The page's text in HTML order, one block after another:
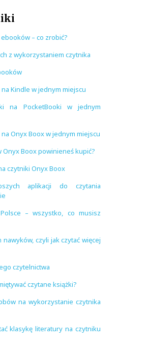
– co zrobić?
z wykorzystaniem czytnika
Kindle w jednym miejscu
na PocketBooki w jednym
Onyx Boox w jednym miejscu
Onyx Boox powinieneś kupić?
czytniki Onyx Boox
aplikacji do czytania
– wszystko, co musisz
nawyków, czyli jak czytać więcej
czytelnictwa
czytane książki?
na wykorzystanie czytnika
klasykę literatury na czytniku